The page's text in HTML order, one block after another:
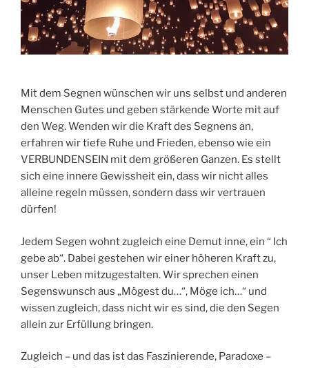
Mit dem Segnen wünschen wir uns selbst und anderen
Menschen Gutes und geben stärkende Worte mit auf
den Weg. Wenden wir die Kraft des Segnens an,
erfahren wir tiefe Ruhe und Frieden, ebenso wie ein
VERBUNDENSEIN mit dem größeren Ganzen. Es stellt
sich eine innere Gewissheit ein, dass wir nicht alles
alleine regeln müssen, sondern dass wir vertrauen
dürfen!
Jedem Segen wohnt zugleich eine Demut inne, ein “ Ich
gebe ab“. Dabei gestehen wir einer höheren Kraft zu,
unser Leben mitzugestalten. Wir sprechen einen
Segenswunsch aus „Mögest du…“, Möge ich…“ und
wissen zugleich, dass nicht wir es sind, die den Segen
allein zur Erfüllung bringen.
Zugleich – und das ist das Faszinierende, Paradoxe –